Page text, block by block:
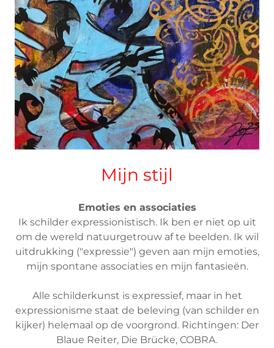
Mijn stijl
Emoties en associaties
Ik schilder expressionistisch. Ik ben er niet op uit
om de wereld natuurgetrouw af te beelden. Ik wil
uitdrukking ("expressie") geven aan mijn emoties,
mijn spontane associaties en mijn fantasieën.
Alle schilderkunst is expressief, maar in het
expressionisme staat de beleving (van schilder en
kijker) helemaal op de voorgrond. Richtingen: Der
Blaue Reiter, Die Brücke, COBRA.